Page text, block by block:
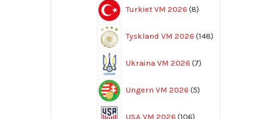
Turkiet VM 2026 8
produkter
Tyskland VM 2026 148
produkter
Ukraina VM 2026 7
produkter
Ungern VM 2026 5
produkter
USA VM 2026 106